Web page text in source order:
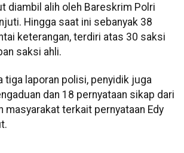
diambil alih oleh Bareskrim Polri
Hingga saat ini sebanyak 38
keterangan, terdiri atas 30 saksi
saksi ahli.
tiga laporan polisi, penyidik juga
dan 18 pernyataan sikap dari
masyarakat terkait pernyataan Edy